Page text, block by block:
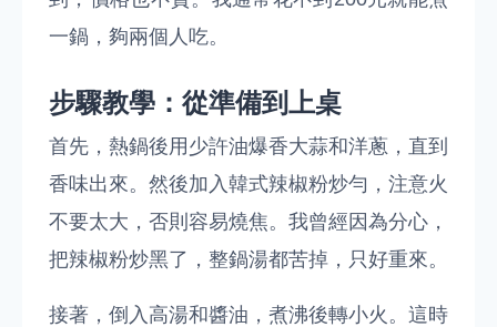
一鍋，夠兩個人吃。
步驟教學：從準備到上桌
首先，熱鍋後用少許油爆香大蒜和洋蔥，直到
香味出來。然後加入韓式辣椒粉炒勻，注意火
不要太大，否則容易燒焦。我曾經因為分心，
把辣椒粉炒黑了，整鍋湯都苦掉，只好重來。
接著，倒入高湯和醬油，煮沸後轉小火。這時